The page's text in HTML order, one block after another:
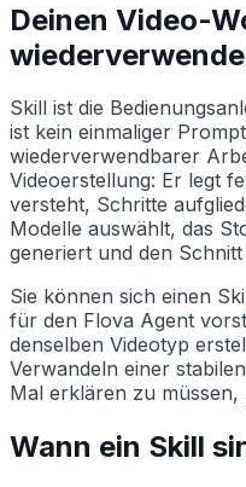
Deinen Video-
Skill ist die
ist kein einmaliger
wiederverwendbarer
Videoerstellung: Er legt
versteht, Schritte
Modelle auswählt, das
generiert und den
Sie können sich einen
für den Flova Agent
denselben Videotyp
Verwandeln einer
Mal erklären zu müssen,
Wann ein Skill